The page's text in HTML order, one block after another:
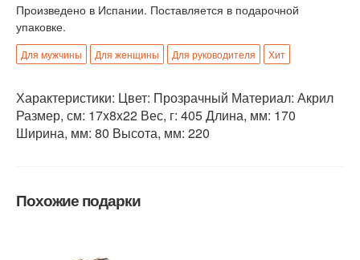
Произведено в Испании. Поставляется в подарочной
упаковке.
Для мужчины Для женщины Для руководителя Хит
Характеристики: Цвет: Прозрачный Материал: Акрил
Размер, см: 17x8x22 Вес, г: 405 Длина, мм: 170
Ширина, мм: 80 Высота, мм: 220
Похожие подарки